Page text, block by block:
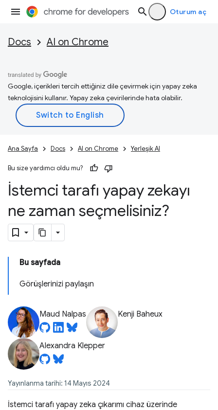
Oturum aç
Docs AI on Chrome
Google, içerikleri tercih ettiğiniz dile çevirmek için yapay zeka
teknolojisini kullanır. Yapay zeka çevirilerinde hata olabilir.
Ana Sayfa Docs AI on Chrome Yerleşik AI
Bu size yardımcı oldu mu?
İstemci tarafı yapay zekayı
ne zaman seçmelisiniz?
Bu sayfada
Görüşlerinizi paylaşın
Maud Nalpas Kenji Baheux
Alexandra Klepper
Yayınlanma tarihi: 14 Mayıs 2024
İstemci tarafı yapay zeka çıkarımı cihaz üzerinde